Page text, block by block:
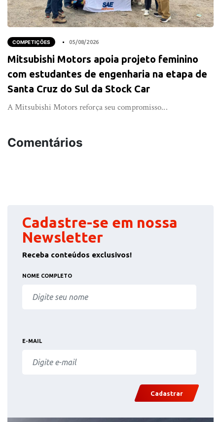
COMPETIÇÕES 05/08/2026
Mitsubishi Motors apoia projeto feminino
com estudantes de engenharia na etapa de
Santa Cruz do Sul da Stock Car
A Mitsubishi Motors reforça seu compromisso...
Comentários
Cadastre-se em nossa
Newsletter
Receba conteúdos exclusivos!
NOME COMPLETO
E-MAIL
Cadastrar